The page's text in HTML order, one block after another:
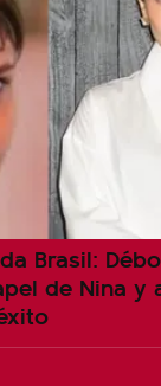
Brasil:
de Nina y